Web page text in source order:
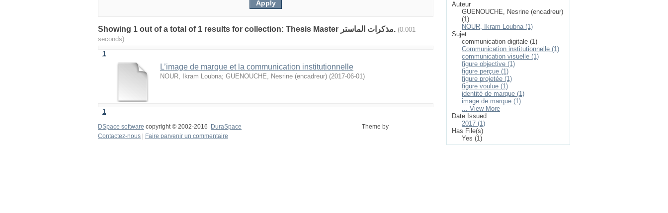
Showing 1 out of a total of 1 results for collection: Thesis Master مذكرات الماستر. (0.001
seconds)
1
L’image de marque et la communication institutionnelle
NOUR, Ikram Loubna; GUENOUCHE, Nesrine (encadreur) (2017-06-01)
1
Auteur
GUENOUCHE, Nesrine (encadreur)
(1)
NOUR, Ikram Loubna (1)
Sujet
communication digitale (1)
Communication institutionnelle (1)
communication visuelle (1)
figure objective (1)
figure perçue (1)
figure projetée (1)
figure voulue (1)
identité de marque (1)
image de marque (1)
... View More
Date Issued
2017 (1)
Has File(s)
Yes (1)
DSpace software copyright © 2002-2016 DuraSpace
Theme by
Contactez-nous
Faire parvenir un commentaire